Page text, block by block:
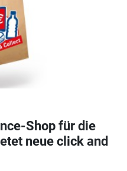
Shop für die
neue click and